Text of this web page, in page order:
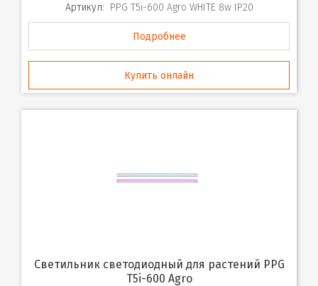
Артикул: PPG T5i-600 Agro WHITE 8w IP20
Подробнее
Купить онлайн
Светильник светодиодный для растений PPG
T5i-600 Agro